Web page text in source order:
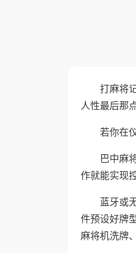
打麻将
人性最后那
若你在
巴中麻
作就能实现
蓝牙或
件预设好牌
麻将机洗牌